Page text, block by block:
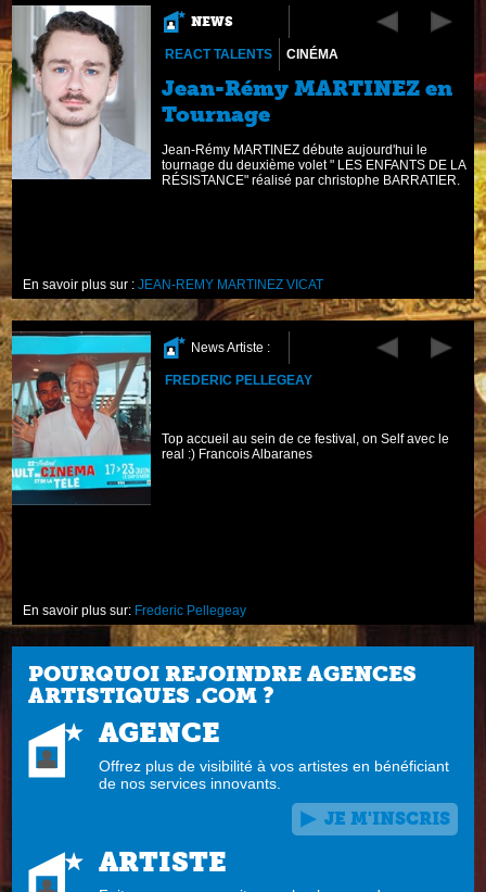
NEWS
REACT TALENTS CINÉMA
Jean-Rémy MARTINEZ en
Tournage
Jean-Rémy MARTINEZ débute aujourd'hui le
tournage du deuxième volet " LES ENFANTS DE LA
RÉSISTANCE" réalisé par christophe BARRATIER.
En savoir plus sur :JEAN-REMY MARTINEZ VICAT
News Artiste :
FREDERIC PELLEGEAY
Top accueil au sein de ce festival, on Self avec le
real :) Francois Albaranes
En savoir plus sur: Frederic Pellegeay
POURQUOI REJOINDRE AGENCES
ARTISTIQUES .COM ?
AGENCE
Offrez plus de visibilité à vos artistes en bénéficiant
de nos services innovants.
JE M'INSCRIS
ARTISTE